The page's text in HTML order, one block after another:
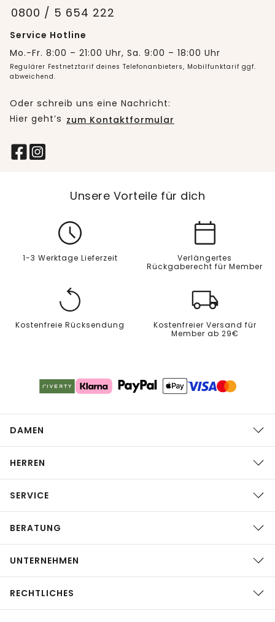
0800 / 5 654 222
Service Hotline
Mo.-Fr. 8:00 – 21:00 Uhr, Sa. 9:00 – 18:00 Uhr
Regulärer Festnetztarif deines Telefonanbieters, Mobilfunktarif ggf.
abweichend.
Oder schreib uns eine Nachricht:
Hier geht’s zum Kontaktformular
Unsere Vorteile für dich
1-3 Werktage Lieferzeit
Verlängertes
Rückgaberecht für Member
Kostenfreie Rücksendung
Kostenfreier Versand für
Member ab 29€
DAMEN
HERREN
SERVICE
BERATUNG
UNTERNEHMEN
RECHTLICHES